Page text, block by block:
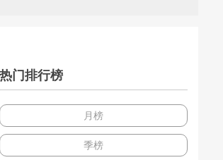
热门排行榜
月榜
季榜